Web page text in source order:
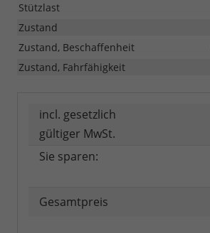
Stützlast
Zustand
Zustand, Beschaffenheit
Zustand, Fahrfähigkeit
incl. gesetzlich
gültiger MwSt.
Sie sparen:
Gesamtpreis